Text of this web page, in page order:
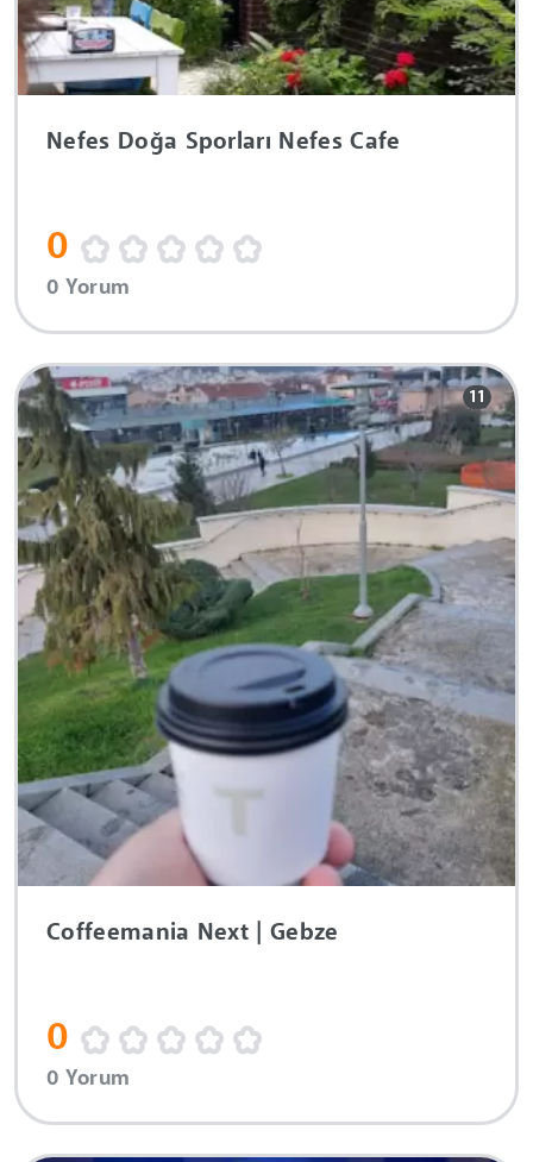
Nefes Doğa Sporları Nefes Cafe
0
0 Yorum
11
Coffeemania Next | Gebze
0
0 Yorum